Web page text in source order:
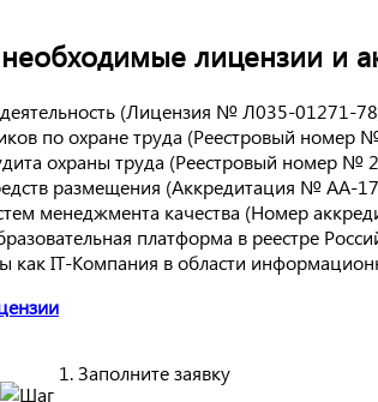
лицензии и
(Лицензия № Л035-01271-
по охране труда (Реестровый номер
охраны труда (Реестровый номер №
размещения (Аккредитация № АА-
менеджмента качества (Номер
платформа в реестре
как IT-Компания в области
1. Заполните заявку